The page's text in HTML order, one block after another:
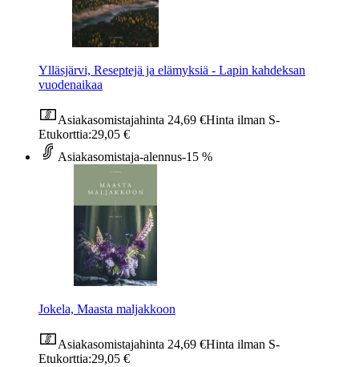
Ylläsjärvi, Reseptejä ja elämyksiä - Lapin kahdeksan
vuodenaikaa
Asiakasomistajahinta 24,69 €Hinta ilman S-
Etukorttia:29,05 €
Asiakasomistaja-alennus-15 %
Jokela, Maasta maljakkoon
Asiakasomistajahinta 24,69 €Hinta ilman S-
Etukorttia:29,05 €